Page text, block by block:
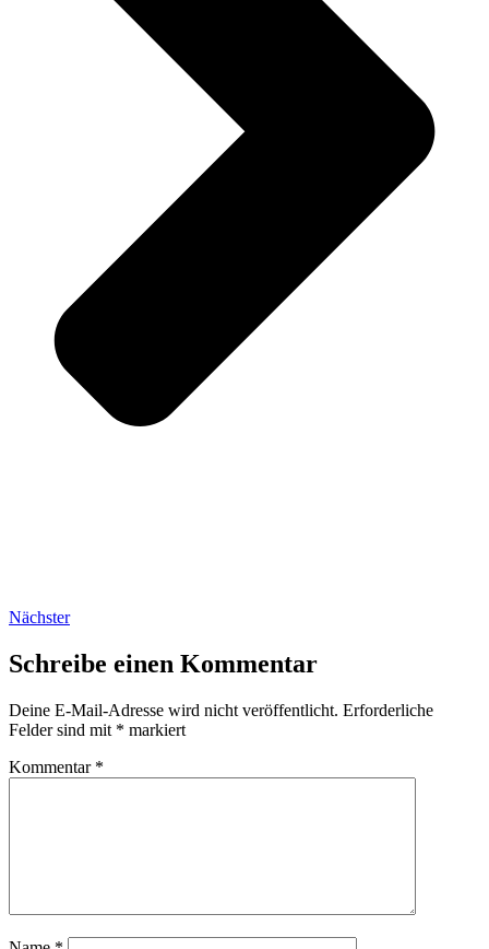
Nächster
Schreibe einen Kommentar
Deine E-Mail-Adresse wird nicht veröffentlicht. Erforderliche
Felder sind mit * markiert
Kommentar *